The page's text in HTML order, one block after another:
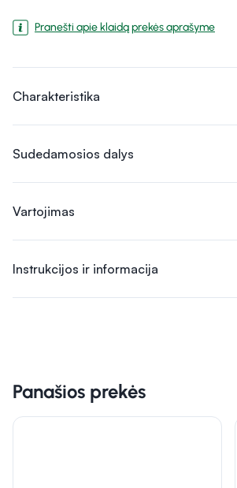
Pranešti apie klaidą prekės aprašyme
Charakteristika
Sudedamosios dalys
Vartojimas
Instrukcijos ir informacija
Panašios prekės